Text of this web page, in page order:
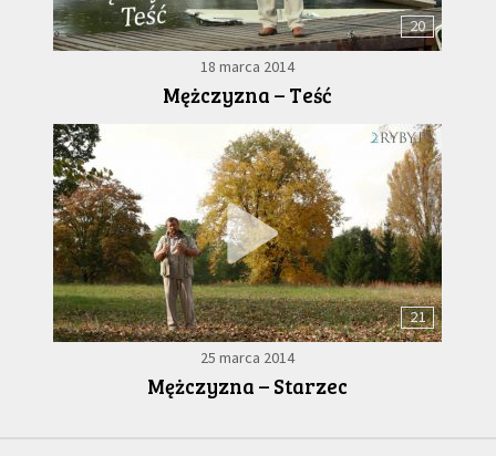
20
18 marca 2014
Mężczyzna – Teść
21
25 marca 2014
Mężczyzna – Starzec